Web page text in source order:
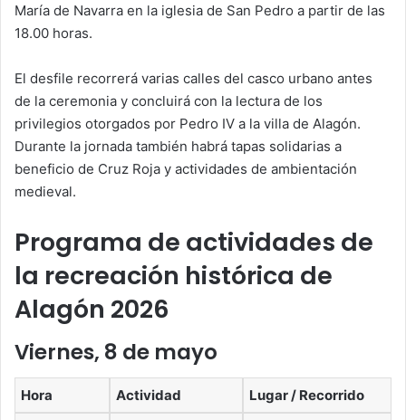
María de Navarra en la iglesia de San Pedro a partir de las
18.00 horas.
El desfile recorrerá varias calles del casco urbano antes
de la ceremonia y concluirá con la lectura de los
privilegios otorgados por Pedro IV a la villa de Alagón.
Durante la jornada también habrá tapas solidarias a
beneficio de Cruz Roja y actividades de ambientación
medieval.
Programa de actividades de
la recreación histórica de
Alagón 2026
Viernes, 8 de mayo
Hora Actividad Lugar / Recorrido